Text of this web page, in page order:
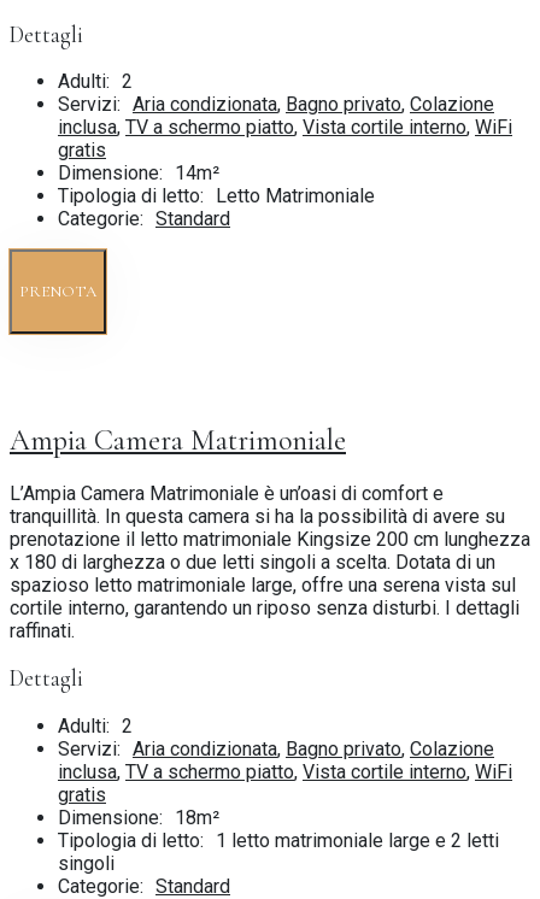
Dettagli
Adulti: 2
Servizi: Aria condizionata, Bagno privato, Colazione
inclusa, TV a schermo piatto, Vista cortile interno, WiFi
gratis
Dimensione:
14m²
Tipologia di letto:
Letto Matrimoniale
Categorie: Standard
PRENOTA
Ampia Camera Matrimoniale
L’Ampia Camera Matrimoniale è un’oasi di comfort e
tranquillità. In questa camera si ha la possibilità di avere su
prenotazione il letto matrimoniale Kingsize 200 cm lunghezza
x 180 di larghezza o due letti singoli a scelta. Dotata di un
spazioso letto matrimoniale large, offre una serena vista sul
cortile interno, garantendo un riposo senza disturbi. I dettagli
raffinati.
Dettagli
Adulti: 2
Servizi: Aria condizionata, Bagno privato, Colazione
inclusa, TV a schermo piatto, Vista cortile interno, WiFi
gratis
Dimensione:
18m²
Tipologia di letto:
1 letto matrimoniale large e 2 letti
singoli
Categorie: Standard